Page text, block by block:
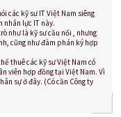
các kỹ sư IT Việt Nam siêng
nhân lực IT này.
như là kỹ sư cầu nối , nhưng
cũng như đàm phán ký hợp
thuê các kỹ sư Việt Nam có
viên hợp đồng tại Việt Nam. Vì
sự ở đây. (Có cần Công ty